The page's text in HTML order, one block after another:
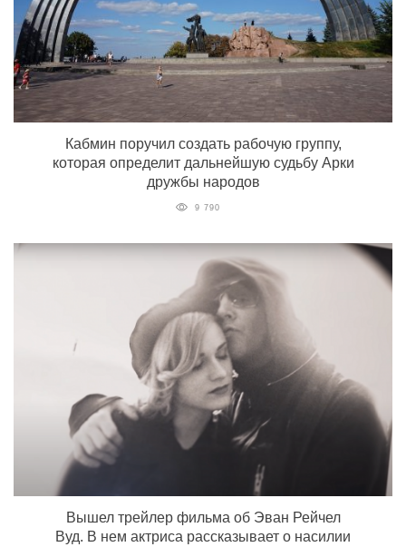
Кабмин поручил создать рабочую группу,
которая определит дальнейшую судьбу Арки
дружбы народов
9 790
Вышел трейлер фильма об Эван Рейчел
Вуд. В нем актриса рассказывает о насилии